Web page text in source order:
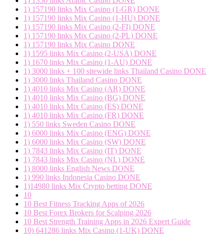
1) 157190 links Mix Casino (1-GR) DONE
1) 157190 links Mix Casino (1-HU) DONE
1) 157190 links Mix Casino (2-FI) DONE
1) 157190 links Mix Casino (2-PL) DONE
1) 157190 links Mix Casino DONE
1) 1595 links Mix Casino (2-USA) DONE
1) 1670 links Mix Casino (1-AU) DONE
1) 3000 links + 100 sitewide links Thailand Casino DONE
1) 3000 links Thailand Casino DONE
1) 4010 links Mix Casino (AR) DONE
1) 4010 links Mix Casino (BG) DONE
1) 4010 links Mix Casino (ES) DONE
1) 4010 links Mix Casino (FR) DONE
1) 550 links Sweden Casino DONE
1) 6000 links Mix Casino (ENG) DONE
1) 6000 links Mix Casino (SW) DONE
1) 7843 links Mix Casino (IT) DONE
1) 7843 links Mix Casino (NL) DONE
1) 8000 links English News DONE
1) 990 links Indonesia Casino DONE
1)14980 links Mix Crypto betting DONE
10
10 Best Fitness Tracking Apps of 2026
10 Best Forex Brokers for Scalping 2026
10 Best Strength Training Apps in 2026 Expert Guide
10) 641286 links Mix Casino (1-UK) DONE